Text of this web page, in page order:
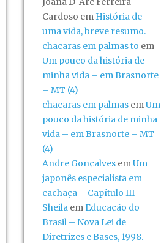
Cardoso em História de
uma vida, breve resumo.
chacaras em palmas to em
Um pouco da história de
minha vida – em Brasnorte
– MT (4)
chacaras em palmas emUm
pouco da história de minha
vida – em Brasnorte – MT
(4)
Andre Gonçalves emUm
japonês especialista em
cachaça – Capítulo III
Sheila em Educação do
Brasil – Nova Lei de
Diretrizes e Bases, 1998.